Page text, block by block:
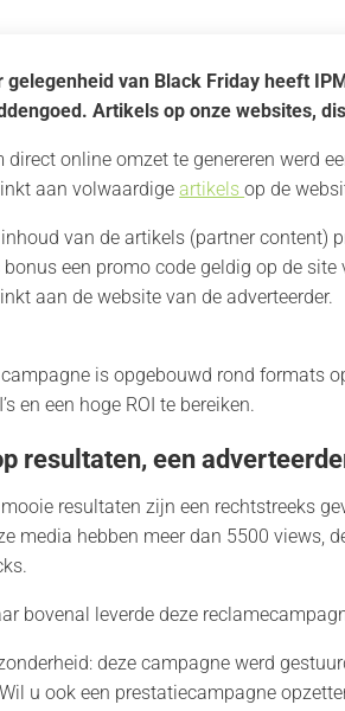
gelegenheid van Black Friday heeft
Artikels op onze websites,
direct online omzet te genereren werd
aan volwaardigeartikelsop de
inhoud van de artikels (partner content)
bonus een promo code geldig op de
aan de website van de adverteerder.
campagne is opgebouwd rond formats
en een hoge ROI te bereiken.
resultaten, een
mooie resultaten zijn een rechtstreeks
media hebben meer dan 5500 views,
bovenal leverde deze
deze campagne werd
Wil u ook een prestatiecampagne